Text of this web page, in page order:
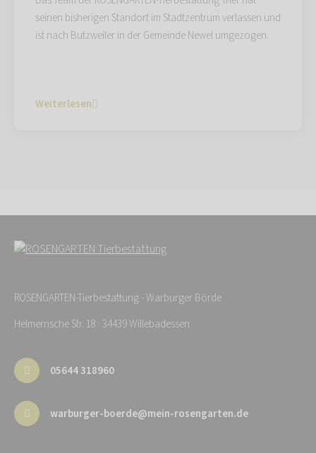
seinen bisherigen Standort im Stadtzentrum verlassen und
ist nach Butzweiler in der Gemeinde Newel umgezogen.
Weiterlesen
ROSENGARTEN-Tierbestattung - Warburger Börde
Helmernsche Str. 18 · 34439 Willebadessen
05644 318960
warburger-boerde@mein-rosengarten.de